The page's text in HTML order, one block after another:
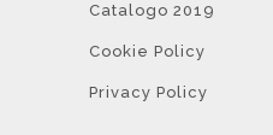
Catalogo 2019
Cookie Policy
Privacy Policy